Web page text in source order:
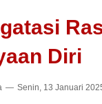
Diri
Senin, 13 Januari